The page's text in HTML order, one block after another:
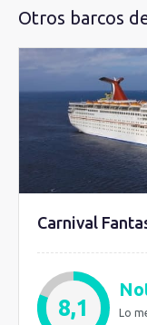
Otros barcos
Carnival
8,1
Lo